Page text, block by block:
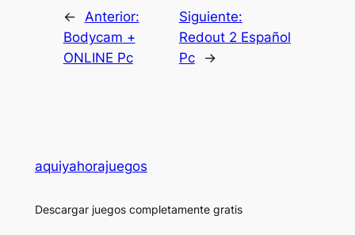
←
Anterior:
Bodycam +
ONLINE Pc
Siguiente:
Redout 2 Español
Pc
→
aquiyahorajuegos
Descargar juegos completamente gratis